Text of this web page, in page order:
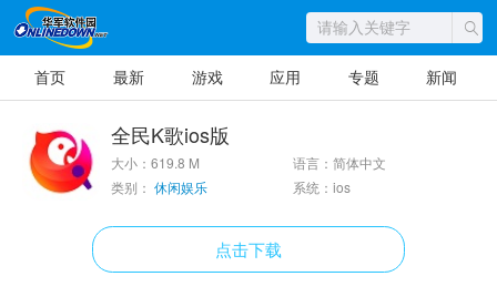
首页 最新 游戏 应用 专题 新闻
全民K歌ios版
大小：619.8 M
语言：简体中文
类别： 休闲娱乐 系统：ios
点击下载